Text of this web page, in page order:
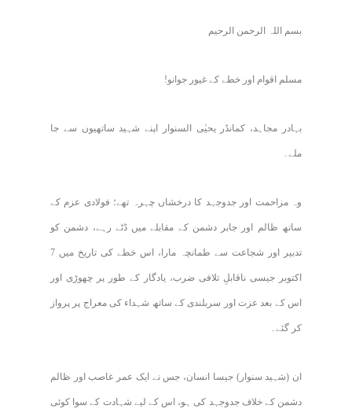
بسم اللہ الرحمن الرحیم
مسلم اقوام اور خطے کے غیور جوانو!
بہادر مجاہد، کمانڈر یحیٰی السنوار اپنے شہید ساتھیوں سے جا
ملے۔
وہ مزاحمت اور جدوجہد کا درخشاں چہرہ تھے؛ فولادی عزم کے
ساتھ ظالم اور جابر دشمن کے مقابلے میں ڈٹے رہے، دشمن کو
تدبیر اور شجاعت سے طمانچہ مارا، اس خطے کی تاریخ میں 7
اکتوبر جیسی ناقابلِ تلافی ضرب، یادگار کے طور پر چھوڑی اور
اس کے بعد عزت اور سربلندی کے ساتھ شہداء کی معراج پر پرواز
کر گئے۔
ان (شہید سنوار) جیسا انسان، جس نے ایک عمر غاصب اور ظالم
دشمن کے خلاف جدوجہد کی ہو، اس کے لیے شہادت کے سوا کوئی